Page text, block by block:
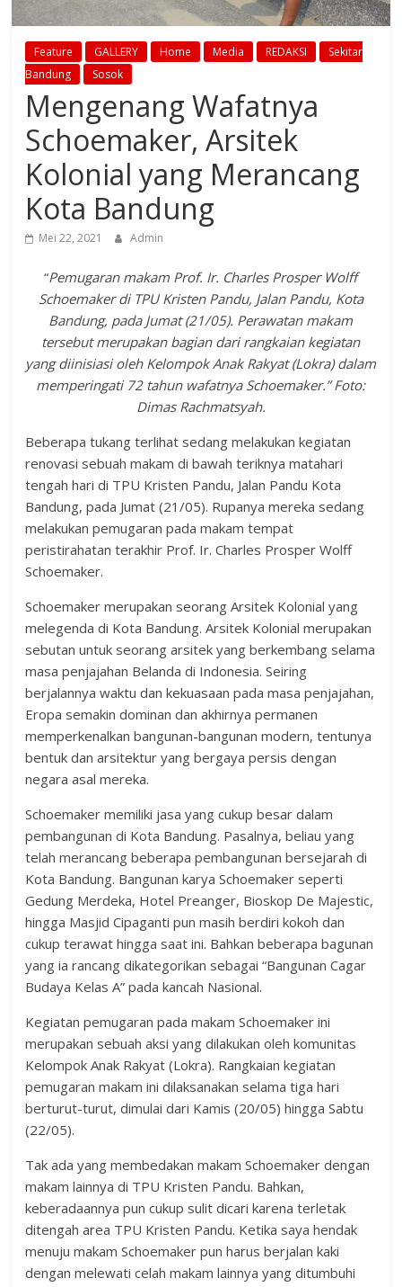
Feature GALLERY Home Media REDAKSI
Sekitar
Bandung
Sosok
Mengenang Wafatnya
Schoemaker, Arsitek
Kolonial yang Merancang
Kota Bandung
Mei 22, 2021 Admin
“Pemugaran makam Prof. Ir. Charles Prosper Wolff
Schoemaker di TPU Kristen Pandu, Jalan Pandu, Kota
Bandung, pada Jumat (21/05). Perawatan makam
tersebut merupakan bagian dari rangkaian kegiatan
yang diinisiasi oleh Kelompok Anak Rakyat (Lokra) dalam
memperingati 72 tahun wafatnya Schoemaker.” Foto:
Dimas Rachmatsyah.
Beberapa tukang terlihat sedang melakukan kegiatan
renovasi sebuah makam di bawah teriknya matahari
tengah hari di TPU Kristen Pandu, Jalan Pandu Kota
Bandung, pada Jumat (21/05). Rupanya mereka sedang
melakukan pemugaran pada makam tempat
peristirahatan terakhir Prof. Ir. Charles Prosper Wolff
Schoemaker.
Schoemaker merupakan seorang Arsitek Kolonial yang
melegenda di Kota Bandung. Arsitek Kolonial merupakan
sebutan untuk seorang arsitek yang berkembang selama
masa penjajahan Belanda di Indonesia. Seiring
berjalannya waktu dan kekuasaan pada masa penjajahan,
Eropa semakin dominan dan akhirnya permanen
memperkenalkan bangunan-bangunan modern, tentunya
bentuk dan arsitektur yang bergaya persis dengan
negara asal mereka.
Schoemaker memiliki jasa yang cukup besar dalam
pembangunan di Kota Bandung. Pasalnya, beliau yang
telah merancang beberapa pembangunan bersejarah di
Kota Bandung. Bangunan karya Schoemaker seperti
Gedung Merdeka, Hotel Preanger, Bioskop De Majestic,
hingga Masjid Cipaganti pun masih berdiri kokoh dan
cukup terawat hingga saat ini. Bahkan beberapa bagunan
yang ia rancang dikategorikan sebagai “Bangunan Cagar
Budaya Kelas A” pada kancah Nasional.
Kegiatan pemugaran pada makam Schoemaker ini
merupakan sebuah aksi yang dilakukan oleh komunitas
Kelompok Anak Rakyat (Lokra). Rangkaian kegiatan
pemugaran makam ini dilaksanakan selama tiga hari
berturut-turut, dimulai dari Kamis (20/05) hingga Sabtu
(22/05).
Tak ada yang membedakan makam Schoemaker dengan
makam lainnya di TPU Kristen Pandu. Bahkan,
keberadaannya pun cukup sulit dicari karena terletak
ditengah area TPU Kristen Pandu. Ketika saya hendak
menuju makam Schoemaker pun harus berjalan kaki
dengan melewati celah makam lainnya yang ditumbuhi